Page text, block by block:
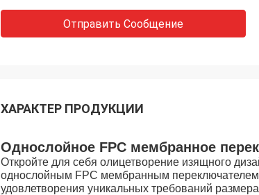
Отправить Сообщение
ХАРАКТЕР ПРОДУКЦИИ
Однослойное FPC мембранное
Откройте для себя олицетворение изящного
однослойным FPC мембранным
удовлетворения уникальных требований